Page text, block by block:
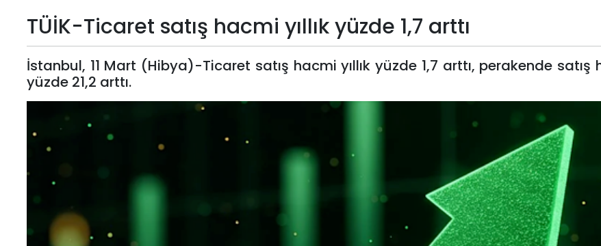
Yaşam
Kültür
Sanat
Teknoloji
Sektörel
TÜİK-Ticaret satış hacmi yıllık yüzde 1,7 arttı
İstanbul, 11 Mart (Hibya)-Ticaret satış hacmi yıllık yüzde 1,7 arttı, perakende satış
yüzde 21,2 arttı.